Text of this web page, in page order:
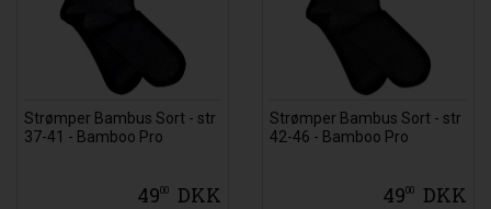
Strømper Bambus Sort - str
37-41 - Bamboo Pro
4900 DKK
Strømper Bambus Sort - str
42-46 - Bamboo Pro
4900 DKK